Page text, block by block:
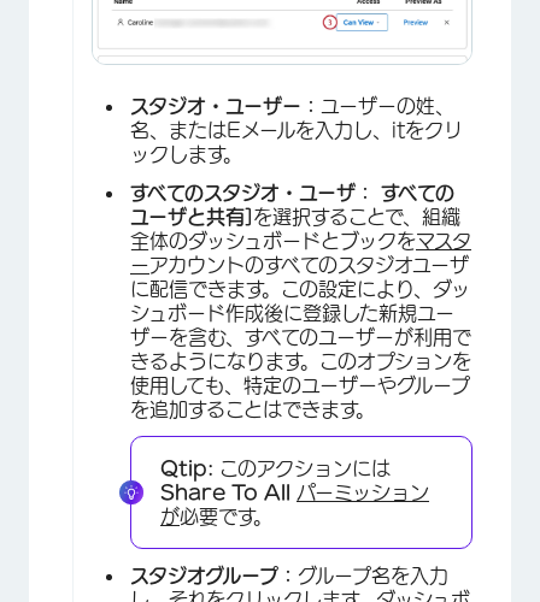
×
スタジオ・ユーザー： ユーザーの姓、
名、またはEメールを入力し、itをクリ
ックします。
すべてのスタジオ・ユーザ： すべての
ユーザと共有] を選択することで、組織
全体のダッシュボードとブックをマスタ
ーアカウントのすべてのスタジオユーザ
に配信できます。この設定により、ダッ
シュボード作成後に登録した新規ユー
ザーを含む、すべてのユーザーが利用で
きるようになります。このオプションを
使用しても、特定のユーザーやグループ
を追加することはできます。
Qtip: このアクションには
Share To All
パーミッション
が必要です。
スタジオグループ： グループ名を入力